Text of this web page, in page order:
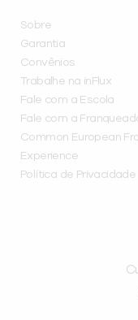
Sobre
Garantia
Convênios
Trabalhe na inFlux
Fale com a Escola
Fale com a
Common European
Experience
Política de Privacidade